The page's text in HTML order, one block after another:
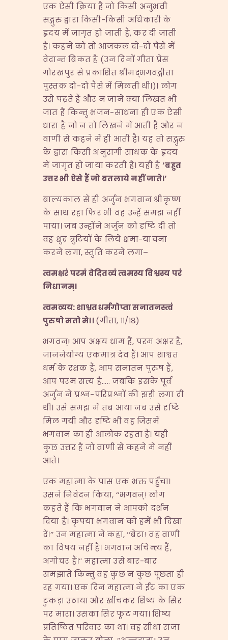
एक ऐसी क्रिया है जो किसी अनुभवी
सद्गुरु द्वारा किसी-किसी अधिकारी के
हृदय में जागृत हो जाती है, कर दी जाती
है। कहने को तो आजकल दो-दो पैसे में
वेदान्त बिकत है (उन दिनों गीता प्रेस
गोरखपुर से प्रकाशित श्रीमद्भगवद्गीता
पुस्तक दो-दो पैसे में मिलती थी।)। लोग
उसे पढ़ते हैं और न जाने क्या लिखत भी
जात हैं किन्तु भजन-साधना ही एक ऐसी
धारा है जो न तो लिखने में आती है और न
वाणी से कहने में ही आती है। यह तो सद्गुरु
के द्वारा किसी अनुरागी साधक के हृदय
में जागृत हो जाया करती है। यही है ‘बहुत
उत्तर भी ऐसे हैं जो बतलाये नहीं जाते।’
बाल्यकाल से ही अर्जुन भगवान श्रीकृष्ण
के साथ रहा फिर भी वह उन्हें समझ नहीं
पाया। जब उन्होंने अर्जुन को दृष्टि दी तो
वह क्षुद्र त्रुटियों के लिये क्षमा-याचना
करने लगा, स्तुति करने लगा–
त्वमक्षरं परमं वेदितव्यं त्वमस्य विश्वस्य परं
निधानम्।
त्वमव्यय:शाश्वतधर्मगोप्ता सनातनस्त्वं
पुरुषो मतो मे।।(गीता, ११/१८)
भगवन्! आप अक्षय धाम हैं, परम अक्षर हैं,
जाननेयोग्य एकमात्र देव हैं। आप शाश्वत
धर्म के रक्षक हैं, आप सनातन पुरुष हैं,
आप परम सत्य हैं….. जबकि इसके पूर्व
अर्जुन ने प्रश्न-परिप्रश्नों की झड़ी लगा दी
थी। उसे समझ में तब आया जब उसे दृष्टि
मिल गयी और दृष्टि भी वह जिसमें
भगवान का ही आलोक रहता है। यही
कुछ उत्तर हैं जो वाणी से कहने में नहीं
आते।
एक महात्मा के पास एक भक्त पहुँचा।
उसने निवेदन किया, ‘‘भगवन्! लोग
कहते हैं कि भगवान ने आपको दर्शन
दिया है। कृपया भगवान को हमें भी दिखा
दें।’’ उन महात्मा ने कहा, ‘‘बेटा! वह वाणी
का विषय नहीं है। भगवान अचिन्त्य हैं,
अगोचर हैं।’’ महात्मा उसे बार-बार
समझाते किन्तु वह कुछ न कुछ पूछता ही
रह गया। एक दिन महात्मा ने ईंट का एक
टुकड़ा उठाया और खींचकर शिष्य के सिर
पर मारा। उसका सिर फूट गया। शिष्य
प्रतिष्ठित परिवार का था। वह सीधा राजा